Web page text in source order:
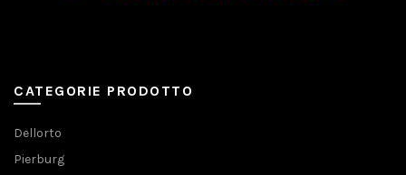
CATEGORIE PRODOTTO
Dellorto
Pierburg